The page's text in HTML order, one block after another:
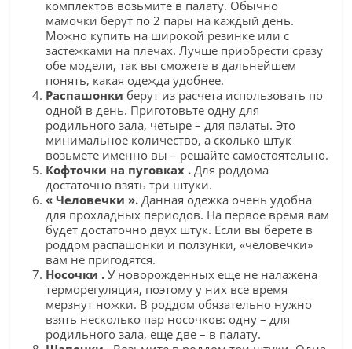
комплектов возьмите в палату. Обычно
мамочки берут по 2 пары на каждый день.
Можно купить на широкой резинке или с
застежками на плечах. Лучше приобрести сразу
обе модели, так вы сможете в дальнейшем
понять, какая одежда удобнее.
Распашонки берут из расчета использовать по
одной в день. Приготовьте одну для
родильного зала, четыре – для палаты. Это
минимальное количество, а сколько штук
возьмете именно вы – решайте самостоятельно.
Кофточки на пуговках . Для роддома
достаточно взять три штуки.
« Человечки ». Данная одежка очень удобна
для прохладных периодов. На первое время вам
будет достаточно двух штук. Если вы берете в
роддом распашонки и ползунки, «человечки»
вам не пригодятся.
Носочки . У новорожденных еще не налажена
терморегуляция, поэтому у них все время
мерзнут ножки. В роддом обязательно нужно
взять несколько пар носочков: одну – для
родильного зала, еще две – в палату.